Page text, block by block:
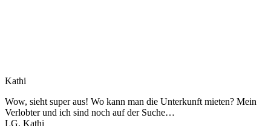
Kathi
Wow, sieht super aus! Wo kann man die Unterkunft mieten? Mein
Verlobter und ich sind noch auf der Suche…
LG, Kathi